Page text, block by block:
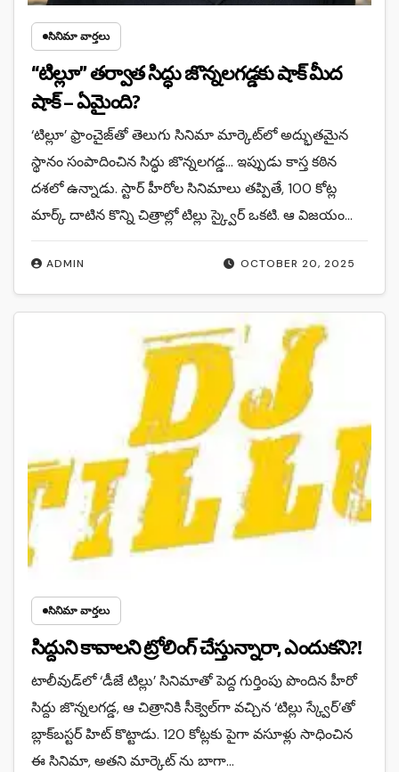
సినిమా వార్తలు
“టిల్లూ” తర్వాత సిద్ధు జొన్నలగడ్డకు షాక్ మీద
షాక్ – ఏమైంది?
OCTOBER 20, 2025
ADMIN
‘టిల్లూ’ ఫ్రాంచైజ్‌తో తెలుగు సినిమా మార్కెట్‌లో అద్భుతమైన
స్థానం సంపాదించిన సిద్ధు జొన్నలగడ్డ… ఇప్పుడు కాస్త కఠిన
దశలో ఉన్నాడు. స్టార్ హీరోల సినిమాలు తప్పితే, 100 కోట్ల
మార్క్ దాటిన కొన్ని చిత్రాల్లో టిల్లు స్క్వైర్ ఒకటి. ఆ విజయం…
సినిమా వార్తలు
సిద్దుని కావాలని ట్రోలింగ్ చేస్తున్నారా, ఎందుకని?!
టాలీవుడ్‌లో ‘డీజే టిల్లు’ సినిమాతో పెద్ద గుర్తింపు పొందిన హీరో
సిద్దు జొన్నలగడ్డ, ఆ చిత్రానికి సీక్వెల్‌గా వచ్చిన ‘టిల్లు స్క్వేర్’తో
బ్లాక్‌బస్టర్ హిట్ కొట్టాడు. 120 కోట్లకు పైగా వసూళ్లు సాధించిన
ఈ సినిమా, అతని మార్కెట్‌ ను బాగా…